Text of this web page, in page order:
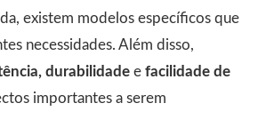
existem modelos específicos que
necessidades. Além disso,
durabilidade e facilidade de
importantes a serem